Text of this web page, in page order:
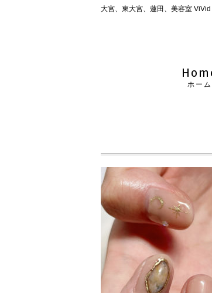
大宮、東大宮、蓮田、美容室 ViVid
ホーム